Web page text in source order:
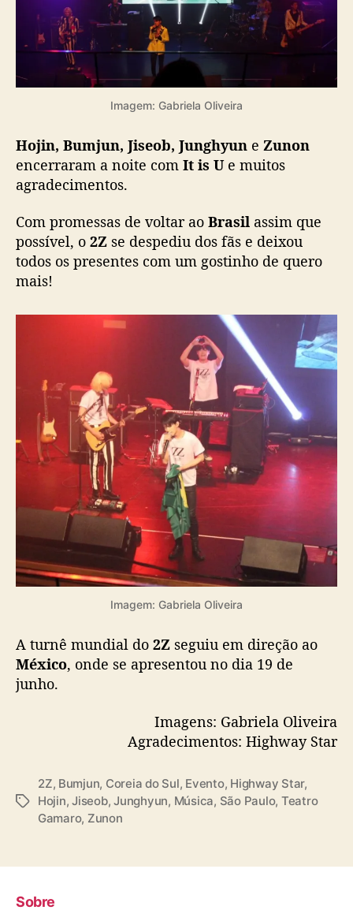
Imagem: Gabriela Oliveira
Hojin, Bumjun, Jiseob, Junghyun e Zunon
encerraram a noite com It is U e muitos
agradecimentos.
Com promessas de voltar ao Brasil assim que
possível, o 2Z se despediu dos fãs e deixou
todos os presentes com um gostinho de quero
mais!
Imagem: Gabriela Oliveira
A turnê mundial do 2Z seguiu em direção ao
México, onde se apresentou no dia 19 de
junho.
Imagens: Gabriela Oliveira
Agradecimentos: Highway Star
T
2Z, Bumjun, Coreia do Sul, Evento, Highway Star,
Hojin,Jiseob,Junghyun, Música, São Paulo, Teatro
Gamaro, Zunon
Sobre